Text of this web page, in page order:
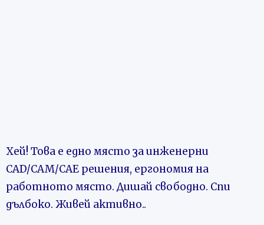
Хей! Това е едно място за инженерни
CAD/CAM/CAE решения, ергономия на
работното място. Дишай свободно. Спи
дълбоко. Живей активно..